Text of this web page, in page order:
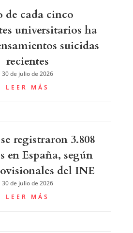
de cada cinco
universitarios ha
suicidas
recientes
30 de julio de 2026
LEER MÁS
registraron 3.808
en España, según
del INE
30 de julio de 2026
LEER MÁS